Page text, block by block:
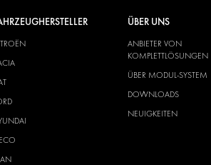
ÜBER UNS
ANBIETER VON
KOMPLETTLÖSUNGEN
ÜBER MODUL-SYSTEM
DOWNLOADS
NEUIGKEITEN